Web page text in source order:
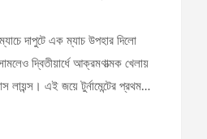
দাপুটে এক ম্যাচ উপহার দিলো
দ্বিতীয়ার্ধে আক্রমণাত্মক খেলায়
এই জয়ে টুর্নামেন্টের প্রথম…